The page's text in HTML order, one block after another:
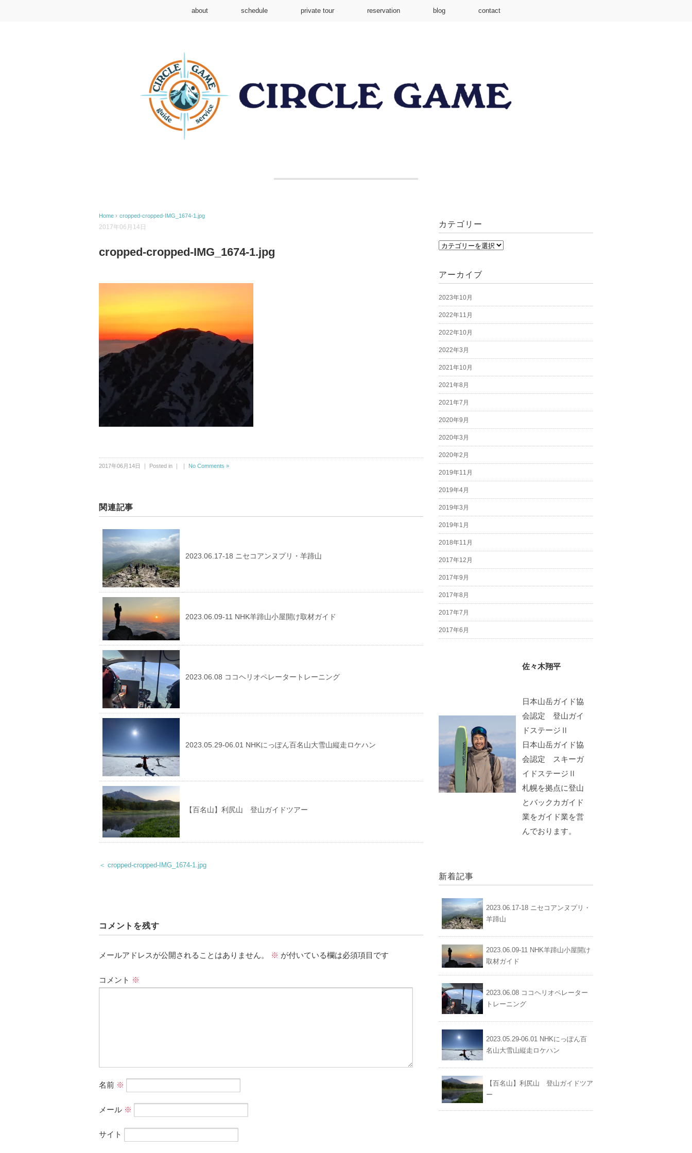
about schedule private tour reservation blog contact
Home › cropped-cropped-IMG_1674-1.jpg
2017年06月14日
cropped-cropped-IMG_1674-1.jpg
2017年06月14日 ｜ Posted in ｜ ｜ No Comments »
関連記事
2023.06.17-18 ニセコアンヌプリ・羊蹄山
2023.06.09-11 NHK羊蹄山小屋開け取材ガイド
2023.06.08 ココヘリオペレータートレーニング
2023.05.29-06.01 NHKにっぽん百名山大雪山縦走ロケハン
【百名山】利尻山 登山ガイドツアー
＜ cropped-cropped-IMG_1674-1.jpg
コメントを残す
メールアドレスが公開されることはありません。 ※ が付いている欄は必須項目です
コメント ※
名前 ※
メール ※
サイト
カテゴリー
カ
ゴ
リ
ー
アーカイブ
2023年10月
2022年11月
2022年10月
2022年3月
2021年10月
2021年8月
2021年7月
2020年9月
2020年3月
2020年2月
2019年11月
2019年4月
2019年3月
2019年1月
2018年11月
2017年12月
2017年9月
2017年8月
2017年7月
2017年6月
佐々木翔平
日本山岳ガイド協
会認定 登山ガイ
ドステージⅡ
日本山岳ガイド協
会認定 スキーガ
イドステージⅡ
札幌を拠点に登山
とバックカガイド
業をガイド業を営
んでおります。
新着記事
2023.06.17-18 ニセコアンヌプリ・
羊蹄山
2023.06.09-11 NHK羊蹄山小屋開け
取材ガイド
2023.06.08 ココヘリオペレーター
トレーニング
2023.05.29-06.01 NHKにっぽん百
名山大雪山縦走ロケハン
【百名山】利尻山 登山ガイドツア
ー